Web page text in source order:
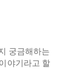
궁금해하는
야기라고 할